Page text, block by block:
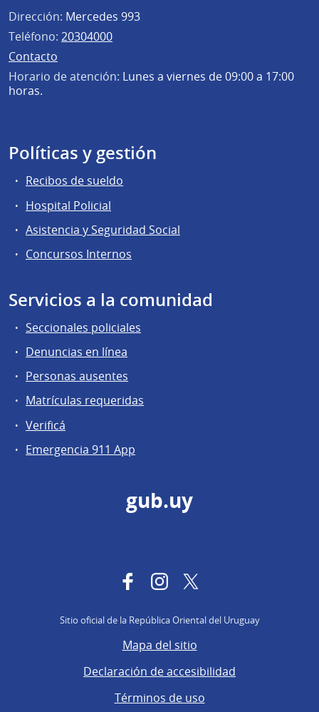
Dirección: Mercedes 993
Teléfono: 20304000
Contacto
Horario de atención: Lunes a viernes de 09:00 a 17:00
horas.
Políticas y gestión
Recibos de sueldo
Hospital Policial
Asistencia y Seguridad Social
Concursos Internos
Servicios a la comunidad
Seccionales policiales
Denuncias en línea
Personas ausentes
Matrículas requeridas
Verificá
Emergencia 911 App
gub.uy
FacebookInstagram
Sitio oficial de la República Oriental del Uruguay
Mapa del sitio
Declaración de accesibilidad
Términos de uso